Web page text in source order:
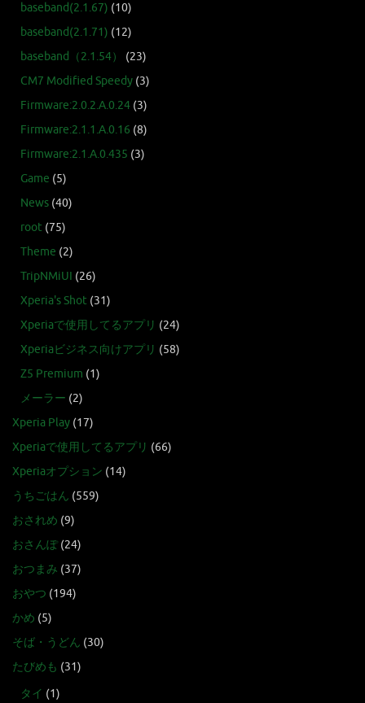
baseband(2.1.67) (10)
baseband(2.1.71) (12)
baseband（2.1.54）
(23)
CM7 Modified Speedy (3)
Firmware:2.0.2.A.0.24 (3)
Firmware:2.1.1.A.0.16 (8)
Firmware:2.1.A.0.435 (3)
Game (5)
News (40)
root (75)
Theme (2)
TripNMiUI (26)
Xperia's Shot (31)
Xperiaで使用してるアプリ (24)
Xperiaビジネス向けアプリ (58)
Z5 Premium (1)
メーラー (2)
Xperia Play (17)
Xperiaで使用してるアプリ (66)
Xperiaオプション (14)
うちごはん (559)
おされめ (9)
おさんぽ(24)
おつまみ (37)
おやつ (194)
かめ (5)
そば・うどん (30)
たびめも (31)
タイ (1)